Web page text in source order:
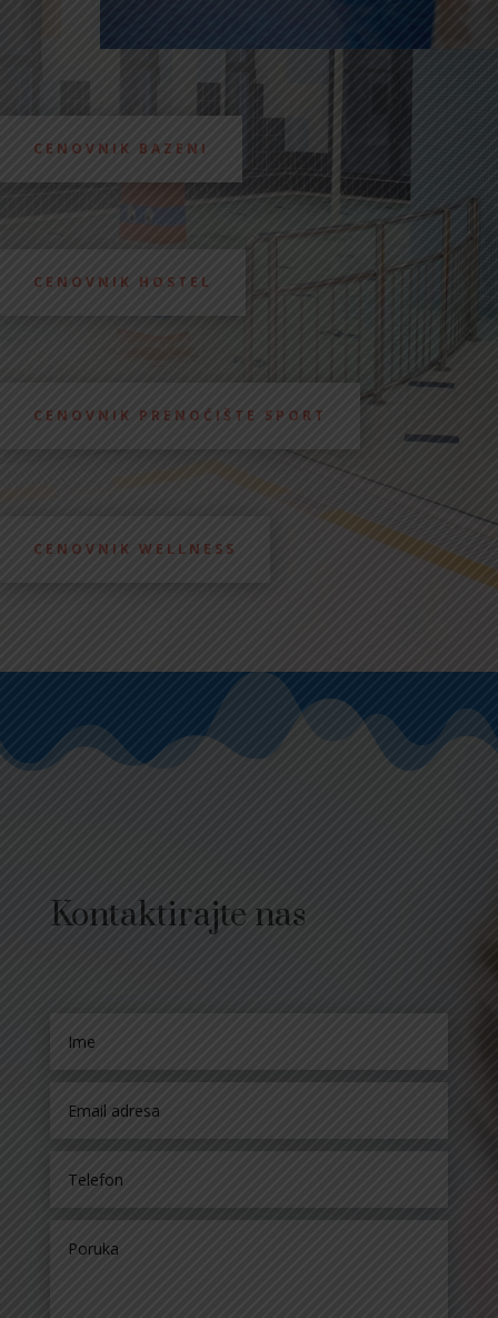
CENOVNIK BAZENI
CENOVNIK HOSTEL
CENOVNIK PRENOĆIŠTE SPORT
CENOVNIK WELLNESS
Kontaktirajte nas